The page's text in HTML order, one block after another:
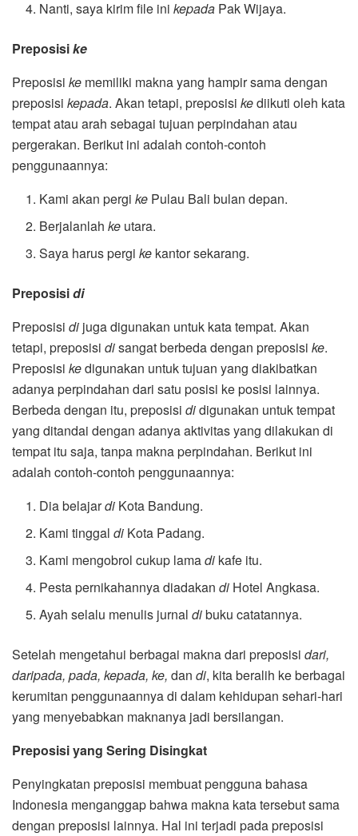
Nanti, saya kirim file inikepada Pak Wijaya.
Preposisike
Preposisi ke memiliki makna yang hampir sama dengan
preposisi kepada. Akan tetapi, preposisi kediikuti oleh kata
tempat atau arah sebagai tujuan perpindahan atau
pergerakan. Berikut ini adalah contoh-contoh
penggunaannya:
Kami akan pergike Pulau Bali bulan depan.
Berjalanlahke utara.
Saya harus pergike kantor sekarang.
Preposisidi
Preposisi di juga digunakan untuk kata tempat. Akan
tetapi, preposisi disangat berbeda dengan preposisi ke.
Preposisi kedigunakan untuk tujuan yang diakibatkan
adanya perpindahan dari satu posisi ke posisi lainnya.
Berbeda dengan itu, preposisi didigunakan untuk tempat
yang ditandai dengan adanya aktivitas yang dilakukan di
tempat itu saja, tanpa makna perpindahan. Berikut ini
adalah contoh-contoh penggunaannya:
Dia belajardi Kota Bandung.
Kami tinggaldi Kota Padang.
Kami mengobrol cukup lamadi kafe itu.
Pesta pernikahannya diadakandi Hotel Angkasa.
Ayah selalu menulis jurnaldibuku catatannya.
Setelah mengetahui berbagai makna dari preposisi dari,
daripada, pada, kepada, ke, dan di, kita beralih ke berbagai
kerumitan penggunaannya di dalam kehidupan sehari-hari
yang menyebabkan maknanya jadi bersilangan.
Preposisi yang Sering Disingkat
Penyingkatan preposisi membuat pengguna bahasa
Indonesia menganggap bahwa makna kata tersebut sama
dengan preposisi lainnya. Hal ini terjadi pada preposisi